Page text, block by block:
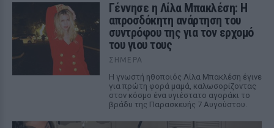
Γέννησε η Λίλα Μπακλέση: Η
απροσδόκητη ανάρτηση του
συντρόφου της για τον ερχομό
του γιου τους
ΣΉΜΕΡΑ
Η γνωστή ηθοποιός Λίλα Μπακλέση έγινε
για πρώτη φορά μαμά, καλωσορίζοντας
στον κόσμο ένα υγιέστατο αγοράκι το
βράδυ της Παρασκευής 7 Αυγούστου.